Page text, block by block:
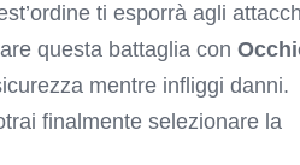
ti esporrà agli
questa battaglia con
mentre infliggi danni.
finalmente selezionare la